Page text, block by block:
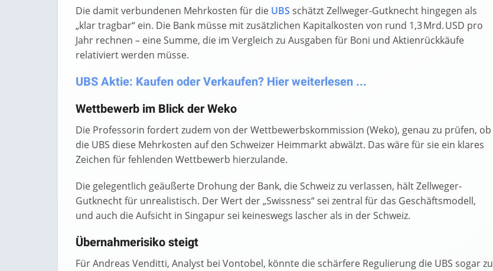
Die damit verbundenen Mehrkosten für die UBS schätzt Zellweger-Gutknecht hingegen als
„klar tragbar“ ein. Die Bank müsse mit zusätzlichen Kapitalkosten von rund 1,3 Mrd. USD pro
Jahr rechnen – eine Summe, die im Vergleich zu Ausgaben für Boni und Aktienrückkäufe
relativiert werden müsse.
UBS Aktie: Kaufen oder Verkaufen? Hier weiterlesen ...
Wettbewerb im Blick der Weko
Die Professorin fordert zudem von der Wettbewerbskommission (Weko), genau zu prüfen, ob
die UBS diese Mehrkosten auf den Schweizer Heimmarkt abwälzt. Das wäre für sie ein klares
Zeichen für fehlenden Wettbewerb hierzulande.
Die gelegentlich geäußerte Drohung der Bank, die Schweiz zu verlassen, hält Zellweger-
Gutknecht für unrealistisch. Der Wert der „Swissness“ sei zentral für das Geschäftsmodell,
und auch die Aufsicht in Singapur sei keineswegs lascher als in der Schweiz.
Übernahmerisiko steigt
Für Andreas Venditti, Analyst bei Vontobel, könnte die schärfere Regulierung die UBS sogar zu